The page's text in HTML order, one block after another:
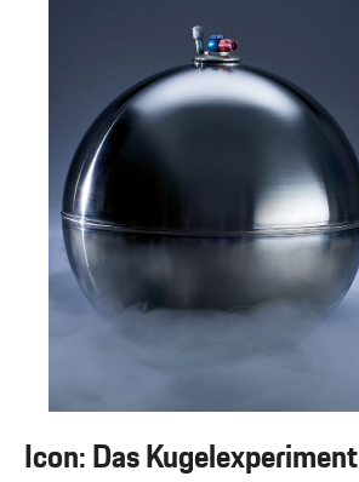
Icon: Das Kugelexperiment